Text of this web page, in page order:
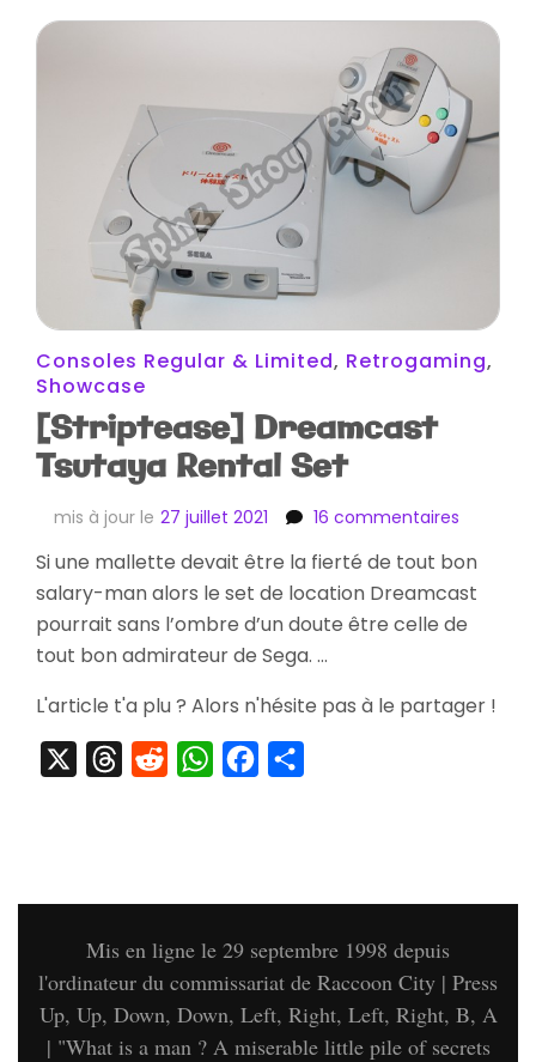
Consoles Regular & Limited, Retrogaming,
Showcase
[Striptease] Dreamcast
Tsutaya Rental Set
mis à jour le 27 juillet 2021 16 commentaires
Tsutaya
Rental
Si une mallette devait être la fierté de tout bon
salary-man alors le set de location Dreamcast
pourrait sans l’ombre d’un doute être celle de
tout bon admirateur de Sega. …
L'article t'a plu ? Alors n'hésite pas à le partager !
ThreadsRedditWhatsAppFacebook
Mis en ligne le 29 septembre 1998 depuis
l'ordinateur du commissariat de Raccoon City | Press
Up, Up, Down, Down, Left, Right, Left, Right, B, A
| "What is a man ? A miserable little pile of secrets